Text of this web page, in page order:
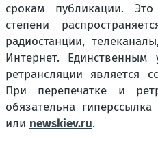
срокам публикации.
степени
радиостанции,
Интернет. Единственным
ретрансляции является
При перепечатке и
обязательна
или newskiev.ru.